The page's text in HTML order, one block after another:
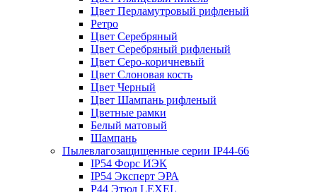
Цвет Перламутровый рифленый
Ретро
Цвет Серебряный
Цвет Серебряный рифленый
Цвет Серо-коричневый
Цвет Слоновая кость
Цвет Черный
Цвет Шампань рифленый
Цветные рамки
Белый матовый
Шампань
Пылевлагозащищенные серии IP44-66
IP54 Форс ИЭК
IP54 Эксперт ЭРА
P44 Этюд LEXEL